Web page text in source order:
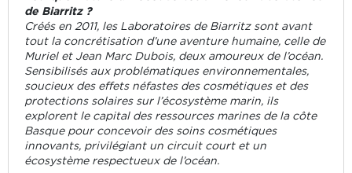
de Biarritz ?
Créés en 2011, les Laboratoires de Biarritz sont avant
tout la concrétisation d’une aventure humaine, celle de
Muriel et Jean Marc Dubois, deux amoureux de l’océan.
Sensibilisés aux problématiques environnementales,
soucieux des effets néfastes des cosmétiques et des
protections solaires sur l’écosystème marin, ils
explorent le capital des ressources marines de la côte
Basque pour concevoir des soins cosmétiques
innovants, privilégiant un circuit court et un
écosystème respectueux de l’océan.